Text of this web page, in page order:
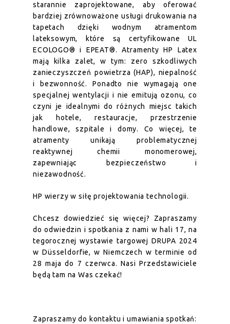
starannie zaprojektowane, aby oferować
bardziej zrównoważone usługi drukowania na
tapetach dzięki wodnym atramentom
lateksowym, które są certyfikowane UL
ECOLOGO® i EPEAT®. Atramenty HP Latex
mają kilka zalet, w tym: zero szkodliwych
zanieczyszczeń powietrza (HAP), niepalność
i bezwonność. Ponadto nie wymagają one
specjalnej wentylacji i nie emitują ozonu, co
czyni je idealnymi do różnych miejsc takich
jak hotele, restauracje, przestrzenie
handlowe, szpitale i domy. Co więcej, te
atramenty unikają problematycznej
reaktywnej chemii monomerowej,
zapewniając bezpieczeństwo i
niezawodność.
HP wierzy w siłę projektowania technologii.
Chcesz dowiedzieć się więcej? Zapraszamy
do odwiedzin i spotkania z nami w hali 17, na
tegorocznej wystawie targowej DRUPA 2024
w Düsseldorfie, w Niemczech w terminie od
28 maja do 7 czerwca. Nasi Przedstawiciele
będą tam na Was czekać!
Zapraszamy do kontaktu i umawiania spotkań: